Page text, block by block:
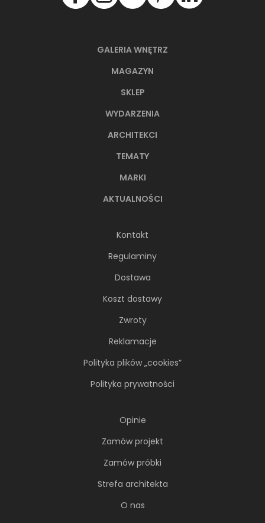
GALERIA WNĘTRZ
MAGAZYN
SKLEP
WYDARZENIA
ARCHITEKCI
TEMATY
MARKI
AKTUALNOŚCI
Kontakt
Regulaminy
Dostawa
Koszt dostawy
Zwroty
Reklamacje
Polityka plików „cookies”
Polityka prywatności
Opinie
Zamów projekt
Zamów próbki
Strefa architekta
O nas